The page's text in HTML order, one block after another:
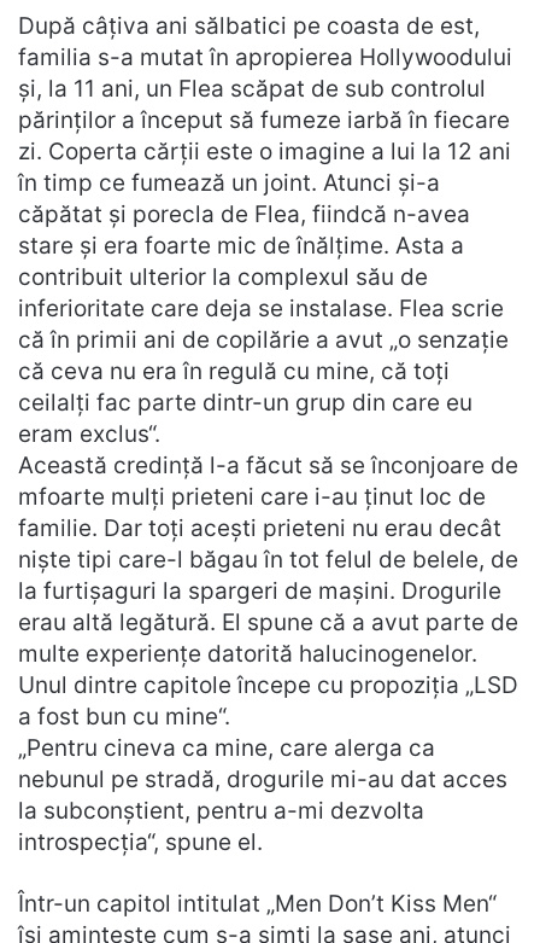
După câțiva ani sălbatici pe coasta de est,
familia s-a mutat în apropierea Hollywoodului
și, la 11 ani, un Flea scăpat de sub controlul
părinților a început să fumeze iarbă în fiecare
zi. Coperta cărții este o imagine a lui la 12 ani
în timp ce fumează un joint. Atunci și-a
căpătat și porecla de Flea, fiindcă n-avea
stare și era foarte mic de înălțime. Asta a
contribuit ulterior la complexul său de
inferioritate care deja se instalase. Flea scrie
că în primii ani de copilărie a avut „o senzație
că ceva nu era în regulă cu mine, că toți
ceilalți fac parte dintr-un grup din care eu
eram exclus“.
Această credință l-a făcut să se înconjoare de
mfoarte mulți prieteni care i-au ținut loc de
familie. Dar toți acești prieteni nu erau decât
niște tipi care-l băgau în tot felul de belele, de
la furtișaguri la spargeri de mașini. Drogurile
erau altă legătură. El spune că a avut parte de
multe experiențe datorită halucinogenelor.
Unul dintre capitole începe cu propoziția „LSD
a fost bun cu mine“.
„Pentru cineva ca mine, care alerga ca
nebunul pe stradă, drogurile mi-au dat acces
la subconștient, pentru a-mi dezvolta
introspecția“, spune el.
Într-un capitol intitulat „Men Don’t Kiss Men“
își amintește cum s-a simți la șase ani, atunci